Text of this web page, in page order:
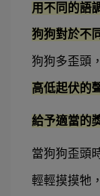
用不同的語
狗狗對於不
狗狗多歪頭
高低起伏的
給予適當的
當狗狗歪頭
輕輕摸摸牠